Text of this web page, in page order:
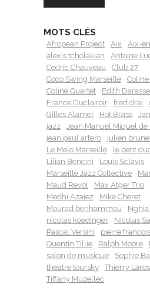
MOTS CLÉS
Afropean Project Aix
Aix-
alexis tcholakian
Antoine
Cedric Chauveau
Club 27
Coco Swing Marseille
Coline Quartet
Edith Darasse
France Duclairoir
fred drai
Gilles Alamel
Hot Brass
jazz
Jean Manuel Miquel de
jean paul artero
julien
Le Melo Marseille
le petit
Lilian Bencini
Louis Sclavis
Marseille Jazz Collective
Maud Revol
Max Atger Trio
Medhi Azaiez
Mike Cheret
Mourad benhammou
nicolas koedinger
Nicolas
Pascal Versini
pierre
Quentin Tillie
Ralph Moore
salon de musique
Sophie
theatre toursky
Thierry
Tiffany Muzellec